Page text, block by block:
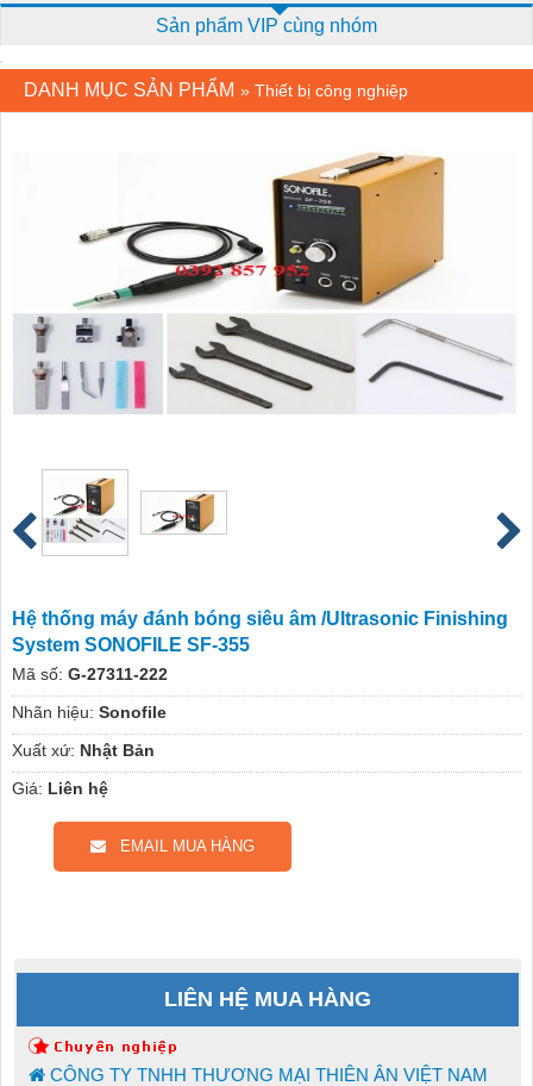
Sản phẩm VIP cùng nhóm
DANH MỤC SẢN PHẨM » Thiết bị công nghiệp
Hệ thống máy đánh bóng siêu âm /Ultrasonic Finishing
System SONOFILE SF-355
Mã số: G-27311-222
Nhãn hiệu: Sonofile
Xuất xứ: Nhật Bản
Giá: Liên hệ
EMAIL MUA HÀNG
LIÊN HỆ MUA HÀNG
CÔNG TY TNHH THƯƠNG MẠI THIÊN ÂN VIỆT NAM